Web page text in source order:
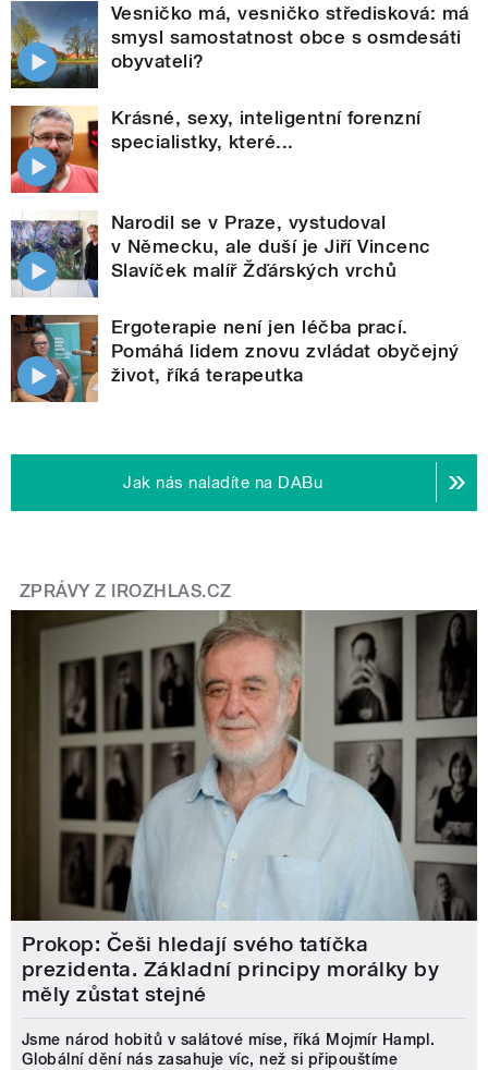
Vesničko má, vesničko středisková: má
smysl samostatnost obce s osmdesáti
obyvateli?
Krásné, sexy, inteligentní forenzní
specialistky, které...
Narodil se v Praze, vystudoval
v Německu, ale duší je Jiří Vincenc
Slavíček malíř Žďárských vrchů
Ergoterapie není jen léčba prací.
Pomáhá lidem znovu zvládat obyčejný
život, říká terapeutka
Jak nás naladíte na DABu
ZPRÁVY Z IROZHLAS.CZ
Prokop: Češi hledají svého tatíčka
prezidenta. Základní principy morálky by
měly zůstat stejné
Jsme národ hobitů v salátové míse, říká Mojmír Hampl.
Globální dění nás zasahuje víc, než si připouštíme